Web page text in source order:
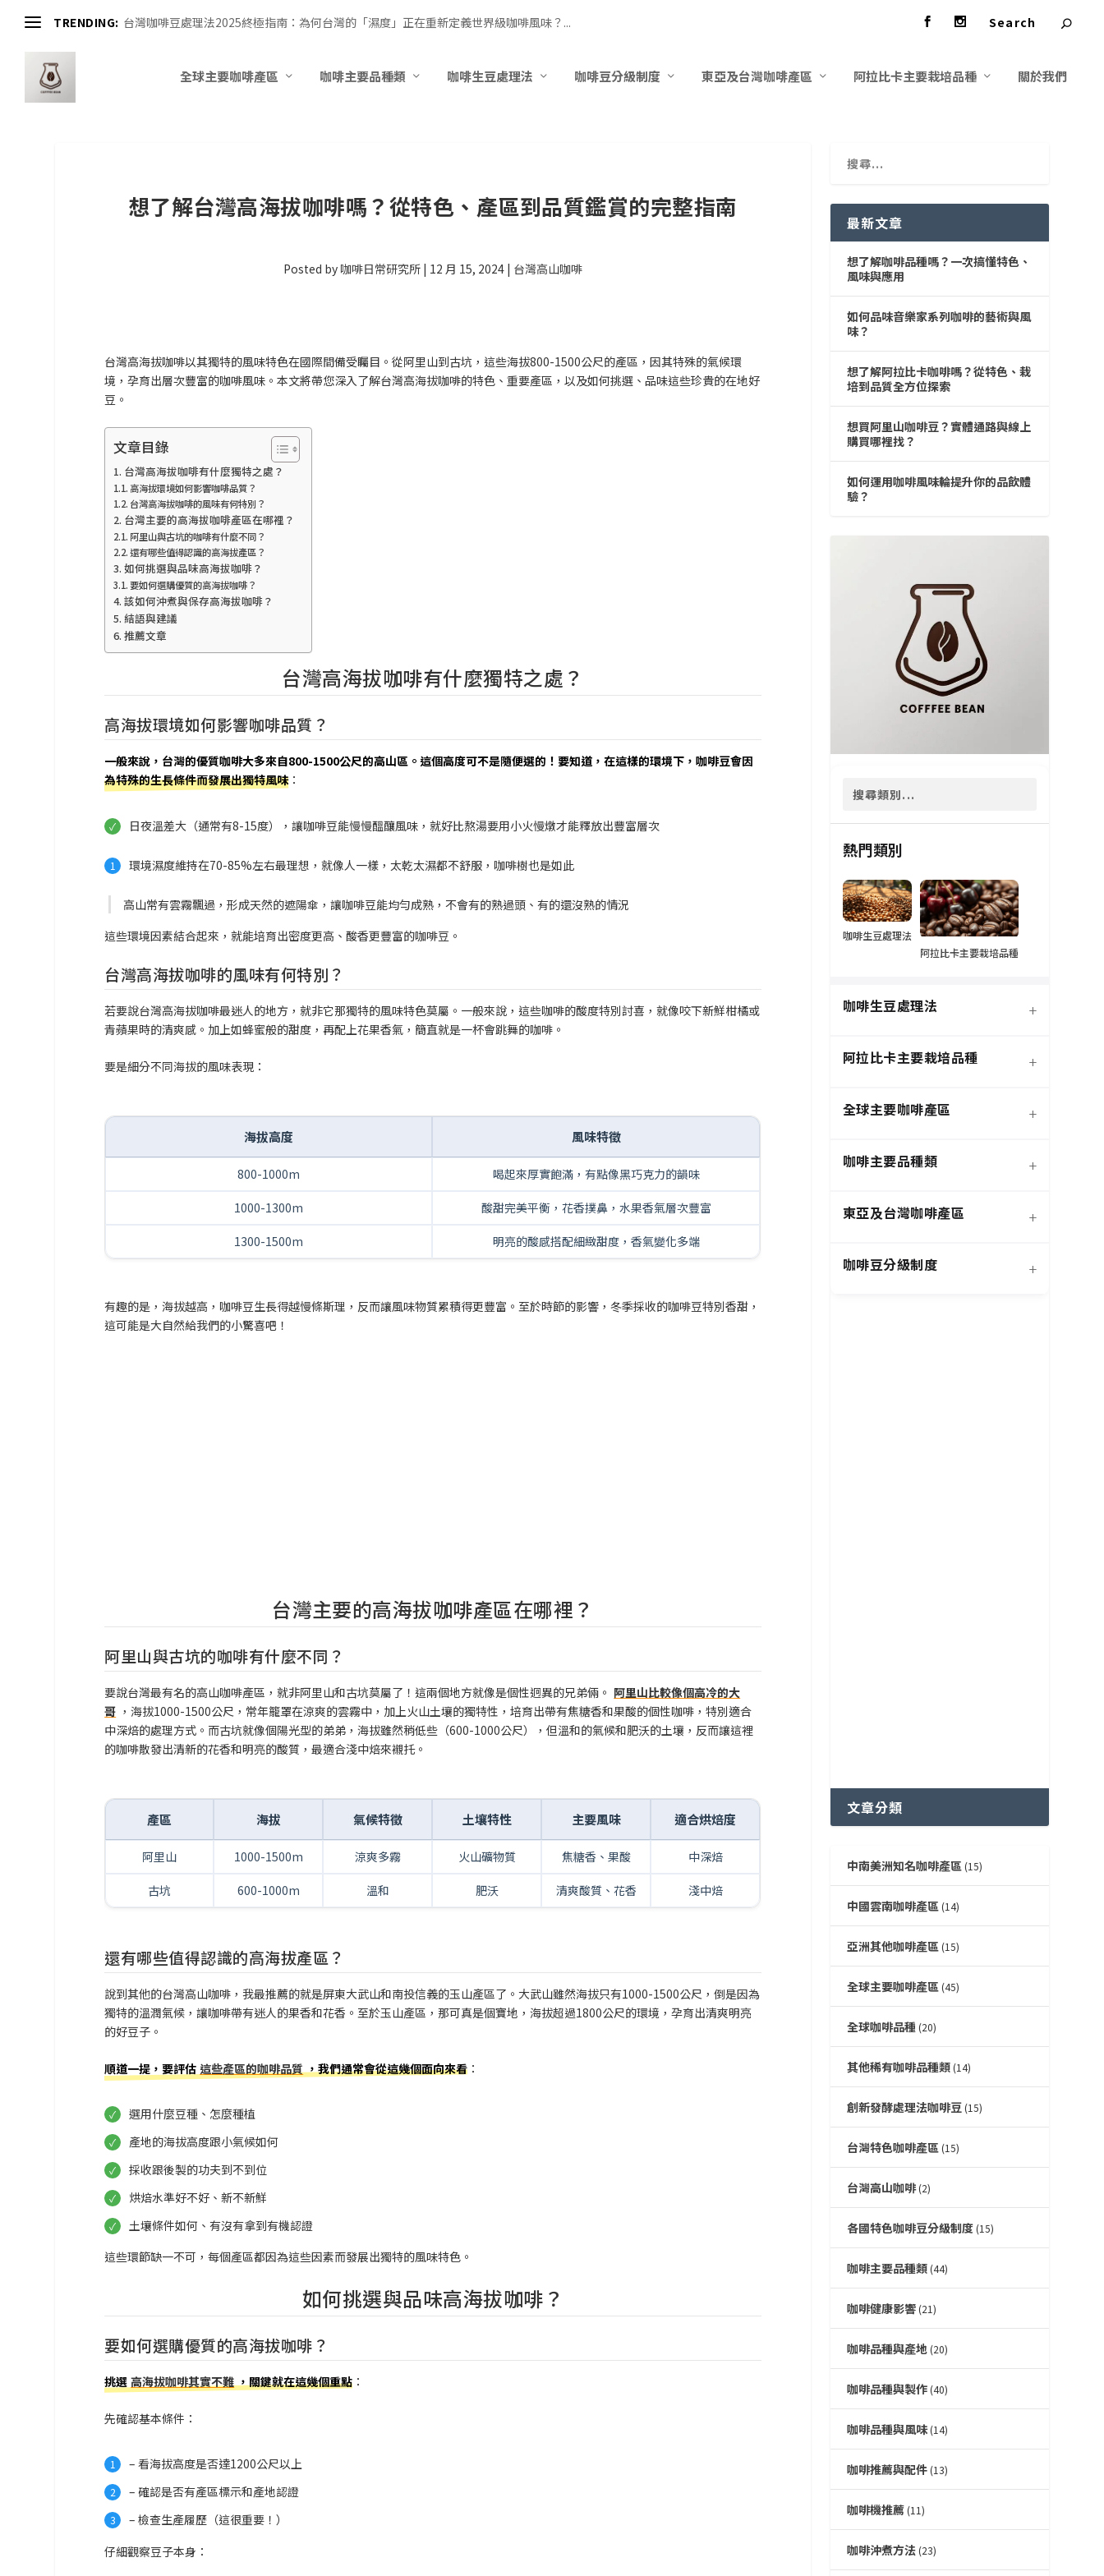
TRENDING: 台灣咖啡豆處理法2025終極指南：為何台灣的「濕度」正在重新定義世界級咖啡風味？...
全球主要咖啡產區 咖啡主要品種類 咖啡生豆處理法 咖啡豆分級制度 東亞及台灣咖啡產區 阿拉比卡主要栽培品種 關於我們
想了解台灣高海拔咖啡嗎？從特色、產區到品質鑑賞的完整指南
Posted by 咖啡日常研究所| 12 月 15, 2024| 台灣高山咖啡
台灣高海拔咖啡以其獨特的風味特色在國際間備受矚目。從阿里山到古坑，這些海拔800-1500公尺的產區，因其特殊的氣候環
境，孕育出層次豐富的咖啡風味。本文將帶您深入了解台灣高海拔咖啡的特色、重要產區，以及如何挑選、品味這些珍貴的在地好
豆。
文章目錄
台灣高海拔咖啡有什麼獨特之處？
高海拔環境如何影響咖啡品質？
台灣高海拔咖啡的風味有何特別？
台灣主要的高海拔咖啡產區在哪裡？
阿里山與古坑的咖啡有什麼不同？
還有哪些值得認識的高海拔產區？
如何挑選與品味高海拔咖啡？
要如何選購優質的高海拔咖啡？
該如何沖煮與保存高海拔咖啡？
結語與建議
推薦文章
台灣高海拔咖啡有什麼獨特之處？
高海拔環境如何影響咖啡品質？
一般來說，台灣的優質咖啡大多來自800-1500公尺的高山區。這個高度可不是隨便選的！要知道，在這樣的環境下，咖啡豆會因
為特殊的生長條件而發展出獨特風味：
日夜溫差大（通常有8-15度），讓咖啡豆能慢慢醞釀風味，就好比熬湯要用小火慢燉才能釋放出豐富層次
環境濕度維持在70-85%左右最理想，就像人一樣，太乾太濕都不舒服，咖啡樹也是如此
高山常有雲霧飄過，形成天然的遮陽傘，讓咖啡豆能均勻成熟，不會有的熟過頭、有的還沒熟的情況
這些環境因素結合起來，就能培育出密度更高、酸香更豐富的咖啡豆。
台灣高海拔咖啡的風味有何特別？
若要說台灣高海拔咖啡最迷人的地方，就非它那獨特的風味特色莫屬。一般來說，這些咖啡的酸度特別討喜，就像咬下新鮮柑橘或
青蘋果時的清爽感。加上如蜂蜜般的甜度，再配上花果香氣，簡直就是一杯會跳舞的咖啡。
要是細分不同海拔的風味表現：
海拔高度 風味特徵
800-1000m 喝起來厚實飽滿，有點像黑巧克力的韻味
1000-1300m 酸甜完美平衡，花香撲鼻，水果香氣層次豐富
1300-1500m 明亮的酸感搭配細緻甜度，香氣變化多端
有趣的是，海拔越高，咖啡豆生長得越慢條斯理，反而讓風味物質累積得更豐富。至於時節的影響，冬季採收的咖啡豆特別香甜，
這可能是大自然給我們的小驚喜吧！
台灣主要的高海拔咖啡產區在哪裡？
阿里山與古坑的咖啡有什麼不同？
要說台灣最有名的高山咖啡產區，就非阿里山和古坑莫屬了！這兩個地方就像是個性迥異的兄弟倆。 阿里山比較像個高冷的大
哥 ，海拔1000-1500公尺，常年籠罩在涼爽的雲霧中，加上火山土壤的獨特性，培育出帶有焦糖香和果酸的個性咖啡，特別適合
中深焙的處理方式。而古坑就像個陽光型的弟弟，海拔雖然稍低些（600-1000公尺），但溫和的氣候和肥沃的土壤，反而讓這裡
的咖啡散發出清新的花香和明亮的酸質，最適合淺中焙來襯托。
產區 海拔 氣候特徵 土壤特性 主要風味 適合烘焙度
阿里山 1000-1500m 涼爽多霧 火山礦物質 焦糖香、果酸 中深焙
古坑 600-1000m 溫和 肥沃 清爽酸質、花香 淺中焙
還有哪些值得認識的高海拔產區？
說到其他的台灣高山咖啡，我最推薦的就是屏東大武山和南投信義的玉山產區了。大武山雖然海拔只有1000-1500公尺，倒是因為
獨特的溫潤氣候，讓咖啡帶有迷人的果香和花香。至於玉山產區，那可真是個寶地，海拔超過1800公尺的環境，孕育出清爽明亮
的好豆子。
順道一提，要評估 這些產區的咖啡品質 ，我們通常會從這幾個面向來看 ：
選用什麼豆種、怎麼種植
產地的海拔高度跟小氣候如何
採收跟後製的功夫到不到位
烘焙水準好不好、新不新鮮
土壤條件如何、有沒有拿到有機認證
這些環節缺一不可，每個產區都因為這些因素而發展出獨特的風味特色。
如何挑選與品味高海拔咖啡？
要如何選購優質的高海拔咖啡？
挑選 高海拔咖啡其實不難 ，關鍵就在這幾個重點 ：
先確認基本條件：
– 看海拔高度是否達1200公尺以上
– 確認是否有產區標示和產地認證
– 檢查生產履歷（這很重要！）
仔細觀察豆子本身：
最新文章
想了解咖啡品種嗎？一次搞懂特色、
風味與應用
如何品味音樂家系列咖啡的藝術與風
味？
想了解阿拉比卡咖啡嗎？從特色、栽
培到品質全方位探索
想買阿里山咖啡豆？實體通路與線上
購買哪裡找？
如何運用咖啡風味輪提升你的品飲體
驗？
熱門類別
咖啡生豆處理法
阿拉比卡主要栽培品種
咖啡生豆處理法 +
阿拉比卡主要栽培品種 +
全球主要咖啡產區 +
咖啡主要品種類 +
東亞及台灣咖啡產區 +
咖啡豆分級制度 +
文章分類
中南美洲知名咖啡產區 (15)
中國雲南咖啡產區 (14)
亞洲其他咖啡產區 (15)
全球主要咖啡產區 (45)
全球咖啡品種 (20)
其他稀有咖啡品種類(14)
創新發酵處理法咖啡豆(15)
台灣特色咖啡產區 (15)
台灣高山咖啡(2)
各國特色咖啡豆分級制度(15)
咖啡主要品種類(44)
咖啡健康影響(21)
咖啡品種與產地(20)
咖啡品種與製作(40)
咖啡品種與風味(14)
咖啡推薦與配件(13)
咖啡機推薦(11)
咖啡沖煮方法(23)